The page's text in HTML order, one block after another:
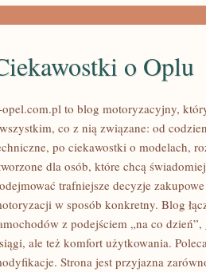
o Oplu
opel.com.pl to blog motoryzacyjny,
co z nią związane: od
po ciekawostki o modelach,
dla osób, które chcą
trafniejsze decyzje
w sposób konkretny. Blog
z podejściem „na co
ale też komfort użytkowania.
Strona jest przyjazna